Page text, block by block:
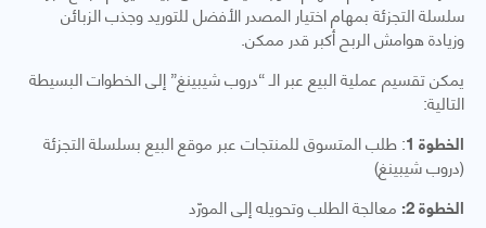
سلسلة التجزئة بمهام اختيار المصدر الأفضل للتوريد وجذب الزبائن
وزيادة هوامش الربح أكبر قدر ممكن.
يمكن تقسيم عملية البيع عبر الـ “دروب شيبينغ” إلى الخطوات البسيطة
التالية:
الخطوة 1 : طلب المتسوق للمنتجات عبر موقع البيع بسلسلة التجزئة
(دروب شيبينغ)
الخطوة 2: معالجة الطلب وتحويله إلى المورّد